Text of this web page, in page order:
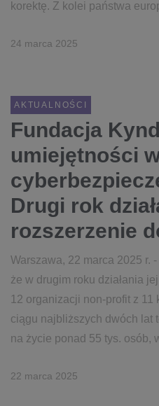
korektę. Z kolei państwa
24 marca 2025
AKTUALNOŚCI
Fundacja
umiejętności
Drugi rok
rozszerzenie
Warszawa, 22 marca 2025 r.
że w drugim roku działania
12 organizacji non-profit z 11
ciągu najbliższych dwóch lat
na życie ponad 55 tys. osób,
22 marca 2025